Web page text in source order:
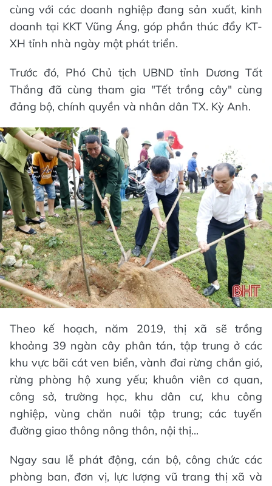
cùng với các doanh nghiệp đang sản xuất, kinh
doanh tại KKT Vũng Áng, góp phần thúc đẩy KT-
XH tỉnh nhà ngày một phát triển.
Trước đó, Phó Chủ tịch UBND tỉnh Dương Tất
Thắng đã cùng tham gia "Tết trồng cây" cùng
đảng bộ, chính quyền và nhân dân TX. Kỳ Anh.
Theo kế hoạch, năm 2019, thị xã sẽ trồng
khoảng 39 ngàn cây phân tán, tập trung ở các
khu vực bãi cát ven biển, vành đai rừng chắn gió,
rừng phòng hộ xung yếu; khuôn viên cơ quan,
công sở, trường học, khu dân cư, khu công
nghiệp, vùng chăn nuôi tập trung; các tuyến
đường giao thông nông thôn, nội thị...
Ngay sau lễ phát động, cán bộ, công chức các
phòng ban, đơn vị, lực lượng vũ trang thị xã và